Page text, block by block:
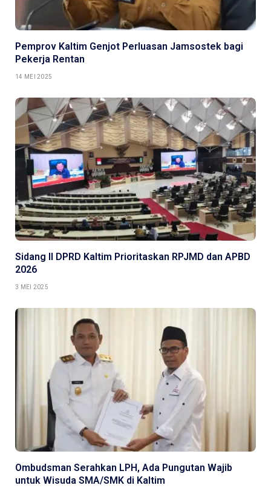
Pemprov Kaltim Genjot Perluasan Jamsostek bagi
Pekerja Rentan
14 MEI 2025
Sidang II DPRD Kaltim Prioritaskan RPJMD dan APBD
2026
3 MEI 2025
Ombudsman Serahkan LPH, Ada Pungutan Wajib
untuk Wisuda SMA/SMK di Kaltim